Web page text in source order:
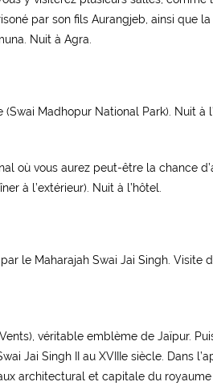
par son fils Aurangjeb, ainsi que
Nuit à Agra.
Madhopur National Park). Nuit à
où vous aurez peut-être la chance
à l’extérieur). Nuit à l’hôtel.
le Maharajah Swai Jai Singh. Visite
véritable emblème de Jaïpur.
Jai Singh II au XVIIIe siècle. Dans
architectural et capitale du